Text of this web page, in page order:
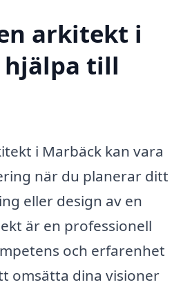
arkitekt i
hjälpa till
i Marbäck kan vara
när du planerar ditt
eller design av en
är en professionell
och erfarenhet
omsätta dina visioner